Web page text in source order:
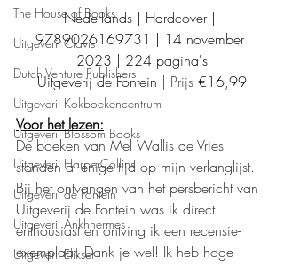
The House of Books
Uitgeverij Clavis
Dutch Venture Publishers
Uitgeverij Kokboekencentrum
Uitgeverij Blossom Books
Uitgeverij HarperCollins
Uitgeverij de Fontein
Uitgeverij Ankhhermes
Uitgeverij Elikser
Nederlands | Hardcover |
9789026169731 | 14 november
2023 | 224 pagina's
Uitgeverij de Fontein | Prijs €16,99
Voor het lezen:
De boeken van Mel Wallis de Vries
stonden al enige tijd op mijn verlanglijst.
Bij het ontvangen van het persbericht van
Uitgeverij de Fontein was ik direct
enthousiast en ontving ik een recensie-
exemplaar. Dank je wel! Ik heb hoge